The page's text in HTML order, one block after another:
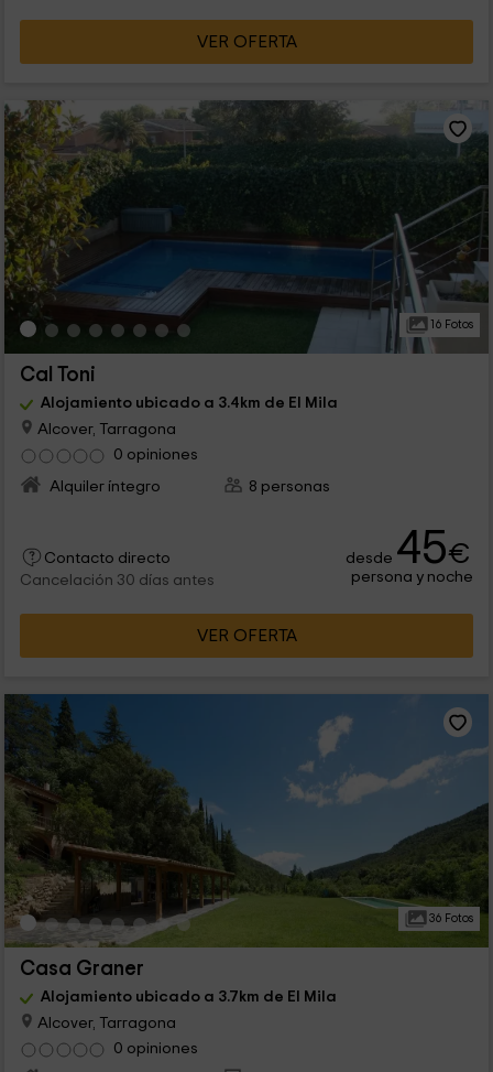
VER OFERTA
16 Fotos
Cal Toni
Alojamiento ubicado a 3.4km de El Mila
Alcover, Tarragona
0 opiniones
Alquiler íntegro
8 personas
Contacto directo
Cancelación 30 días antes
desde 45€
persona y noche
VER OFERTA
36 Fotos
Casa Graner
Alojamiento ubicado a 3.7km de El Mila
Alcover, Tarragona
0 opiniones